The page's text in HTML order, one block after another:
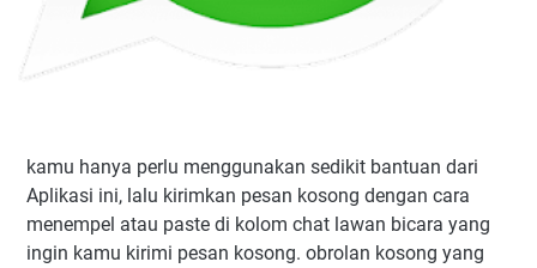
kamu hanya perlu menggunakan sedikit bantuan dari
Aplikasi ini, lalu kirimkan pesan kosong dengan cara
menempel atau paste di kolom chat lawan bicara yang
ingin kamu kirimi pesan kosong. obrolan kosong yang